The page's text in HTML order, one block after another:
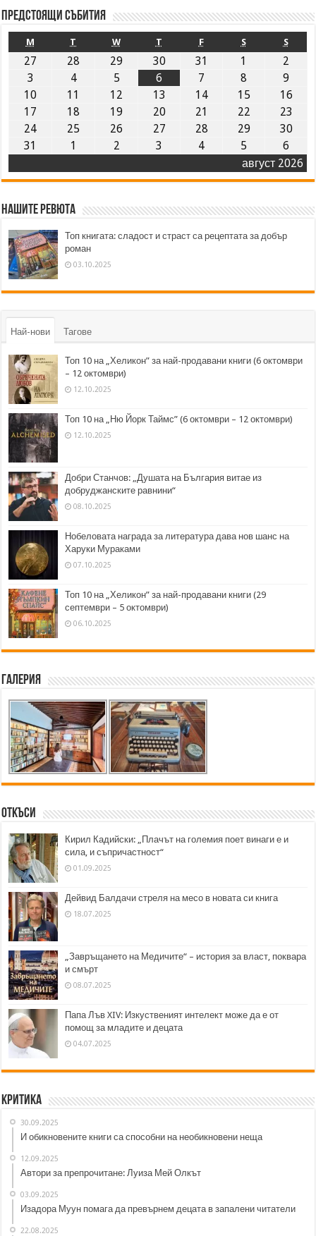
Предстоящи събития
август 2026
M T W T F S S
27 28 29 30 31 1
2
3
4 5 6 7 8
9
10
11 12 13 14 15
16
17
18 19 20 21 22
23
24
25 26 27 28 29
30
31
1 2 3 4 5 6
Нашите ревюта
Топ книгата: сладост и страст са рецептата за добър
роман
03.10.2025
Най-нови Тагове
Топ 10 на „Хеликон” за най-продавани книги (6 октомври
– 12 октомври)
12.10.2025
Топ 10 на „Ню Йорк Таймс” (6 октомври – 12 октомври)
12.10.2025
Добри Станчов: „Душата на България витае из
добруджанските равнини“
08.10.2025
Нобеловата награда за литература дава нов шанс на
Харуки Мураками
07.10.2025
Топ 10 на „Хеликон” за най-продавани книги (29
септември – 5 октомври)
06.10.2025
Галерия
Откъси
Кирил Кадийски: „Плачът на големия поет винаги е и
сила, и съпричастност“
01.09.2025
Дейвид Балдачи стреля на месо в новата си книга
18.07.2025
„Завръщането на Медичите“ – история за власт, поквара
и смърт
08.07.2025
Папа Лъв XIV: Изкуственият интелект може да е от
помощ за младите и децата
04.07.2025
Критика
30.09.2025
И обикновените книги са способни на необикновени неща
12.09.2025
Автори за препрочитане: Луиза Мей Олкът
03.09.2025
Изадора Муун помага да превърнем децата в запалени читатели
22.08.2025